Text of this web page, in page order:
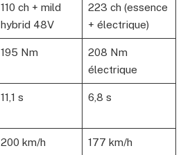
110 ch + mild
hybrid 48V
223 ch (essence
+ électrique)
195 Nm
208 Nm
électrique
11,1 s 6,8 s
200 km/h 177 km/h